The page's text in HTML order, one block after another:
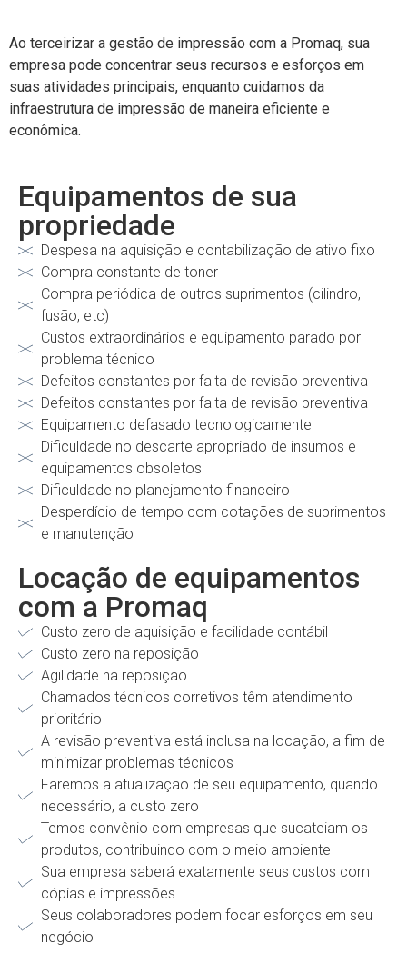
Ao terceirizar a gestão de impressão com a Promaq, sua
empresa pode concentrar seus recursos e esforços em
suas atividades principais, enquanto cuidamos da
infraestrutura de impressão de maneira eficiente e
econômica.
Equipamentos de sua
propriedade
Despesa na aquisição e contabilização de ativo fixo
Compra constante de toner
Compra periódica de outros suprimentos (cilindro,
fusão, etc)
Custos extraordinários e equipamento parado por
problema técnico
Defeitos constantes por falta de revisão preventiva
Defeitos constantes por falta de revisão preventiva
Equipamento defasado tecnologicamente
Dificuldade no descarte apropriado de insumos e
equipamentos obsoletos
Dificuldade no planejamento financeiro
Desperdício de tempo com cotações de suprimentos
e manutenção
Locação de equipamentos
com a Promaq
Custo zero de aquisição e facilidade contábil
Custo zero na reposição
Agilidade na reposição
Chamados técnicos corretivos têm atendimento
prioritário
A revisão preventiva está inclusa na locação, a fim de
minimizar problemas técnicos
Faremos a atualização de seu equipamento, quando
necessário, a custo zero
Temos convênio com empresas que sucateiam os
produtos, contribuindo com o meio ambiente
Sua empresa saberá exatamente seus custos com
cópias e impressões
Seus colaboradores podem focar esforços em seu
negócio